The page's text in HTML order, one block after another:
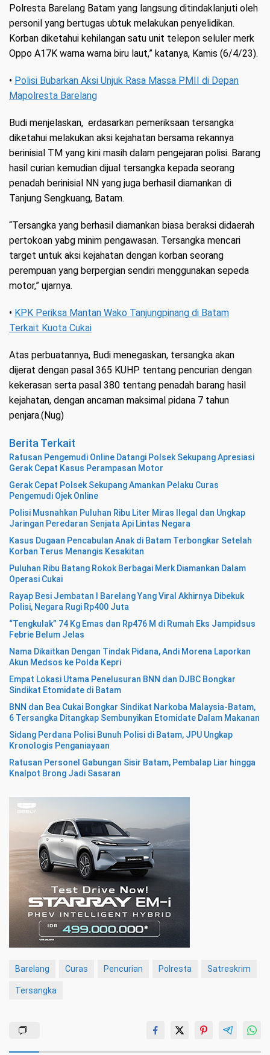
Polresta Barelang Batam yang langsung ditindaklanjuti oleh
personil yang bertugas ubtuk melakukan penyelidikan.
Korban diketahui kehilangan satu unit telepon seluler merk
Oppo A17K warna warna biru laut,” katanya, Kamis (6/4/23).
• Polisi Bubarkan Aksi Unjuk Rasa Massa PMII di Depan
Mapolresta Barelang
Budi menjelaskan, erdasarkan pemeriksaan tersangka
diketahui melakukan aksi kejahatan bersama rekannya
berinisial TM yang kini masih dalam pengejaran polisi. Barang
hasil curian kemudian dijual tersangka kepada seorang
penadah berinisial NN yang juga berhasil diamankan di
Tanjung Sengkuang, Batam.
“Tersangka yang berhasil diamankan biasa beraksi didaerah
pertokoan yabg minim pengawasan. Tersangka mencari
target untuk aksi kejahatan dengan korban seorang
perempuan yang berpergian sendiri menggunakan sepeda
motor,” ujarnya.
• KPK Periksa Mantan Wako Tanjungpinang di Batam
Terkait Kuota Cukai
Atas perbuatannya, Budi menegaskan, tersangka akan
dijerat dengan pasal 365 KUHP tentang pencurian dengan
kekerasan serta pasal 380 tentang penadah barang hasil
kejahatan, dengan ancaman maksimal pidana 7 tahun
penjara.(Nug)
Berita Terkait
Ratusan Pengemudi Online Datangi Polsek Sekupang Apresiasi
Gerak Cepat Kasus Perampasan Motor
Gerak Cepat Polsek Sekupang Amankan Pelaku Curas
Pengemudi Ojek Online
Polisi Musnahkan Puluhan Ribu Liter Miras Ilegal dan Ungkap
Jaringan Peredaran Senjata Api Lintas Negara
Kasus Dugaan Pencabulan Anak di Batam Terbongkar Setelah
Korban Terus Menangis Kesakitan
Puluhan Ribu Batang Rokok Berbagai Merk Diamankan Dalam
Operasi Cukai
Rayap Besi Jembatan I Barelang Yang Viral Akhirnya Dibekuk
Polisi, Negara Rugi Rp400 Juta
“Tengkulak” 74 Kg Emas dan Rp476 M di Rumah Eks Jampidsus
Febrie Belum Jelas
Nama Dikaitkan Dengan Tindak Pidana, Andi Morena Laporkan
Akun Medsos ke Polda Kepri
Empat Lokasi Utama Penelusuran BNN dan DJBC Bongkar
Sindikat Etomidate di Batam
BNN dan Bea Cukai Bongkar Sindikat Narkoba Malaysia-Batam,
6 Tersangka Ditangkap Sembunyikan Etomidate Dalam Makanan
Sidang Perdana Polisi Bunuh Polisi di Batam, JPU Ungkap
Kronologis Penganiayaan
Ratusan Personel Gabungan Sisir Batam, Pembalap Liar hingga
Knalpot Brong Jadi Sasaran
Barelang Curas Pencurian Polresta Satreskrim
Tersangka